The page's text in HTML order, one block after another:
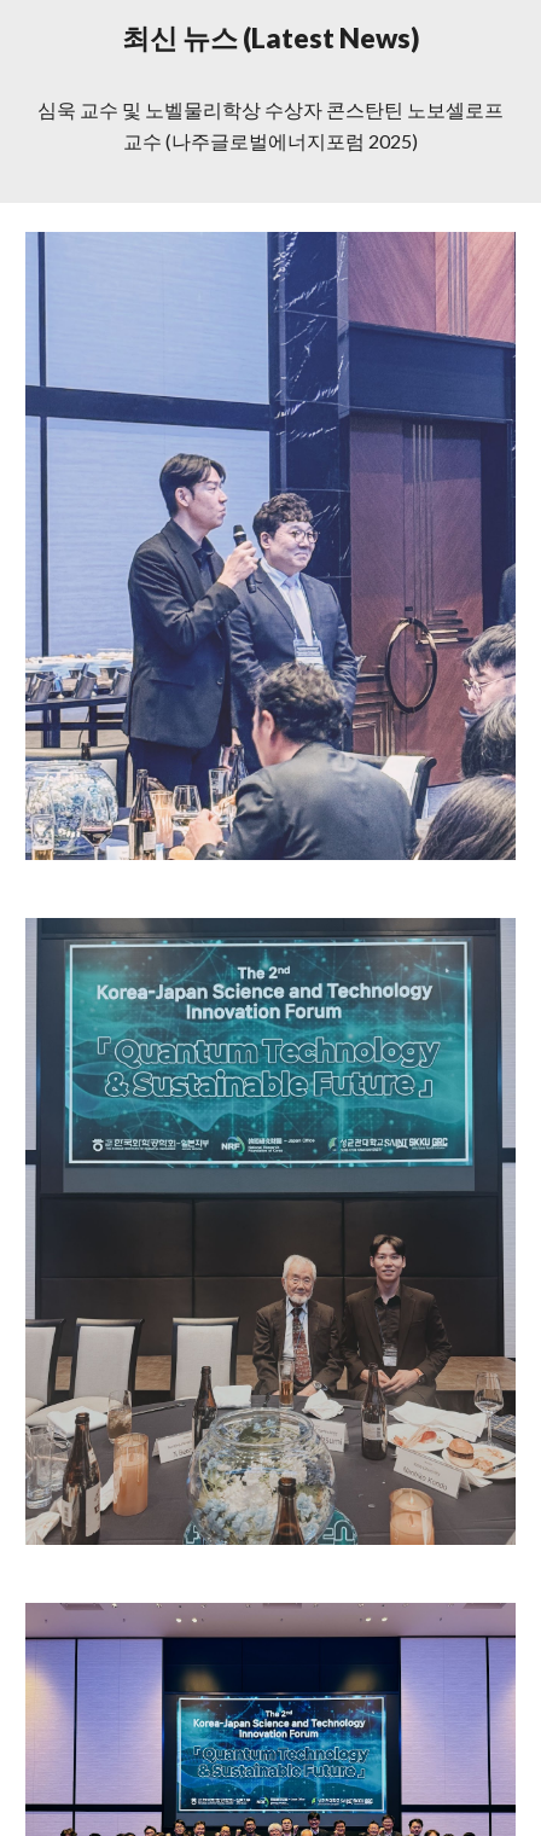
최신 뉴스 (Latest News)
심욱 교수 및 노벨물리학상 수상자 콘스탄틴 노보셀로프
교수 (나주글로벌에너지포럼 2025)